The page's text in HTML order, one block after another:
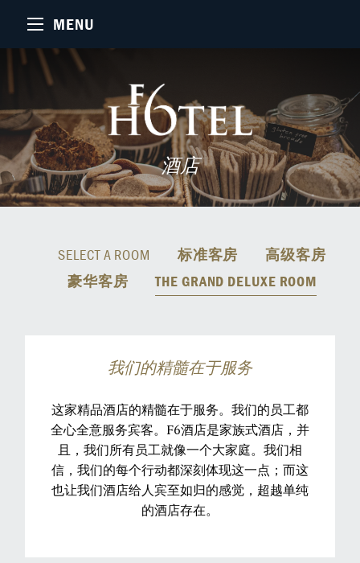
MENU
酒店
SELECT A ROOM 标准客房
高级客房
豪华客房
THE GRAND DELUXE ROOM
我们的精髓在于服务
这家精品酒店的精髓在于服务。我们的员工都
全心全意服务宾客。F6酒店是家族式酒店，并
且，我们所有员工就像一个大家庭。我们相
信，我们的每个行动都深刻体现这一点；而这
也让我们酒店给人宾至如归的感觉，超越单纯
的酒店存在。